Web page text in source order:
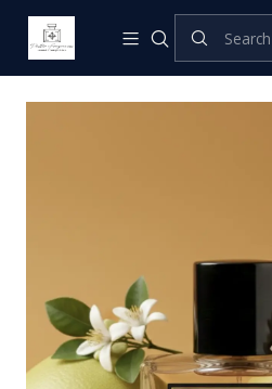
Home XCENTIA by Pastor
Citrus Pomelo -